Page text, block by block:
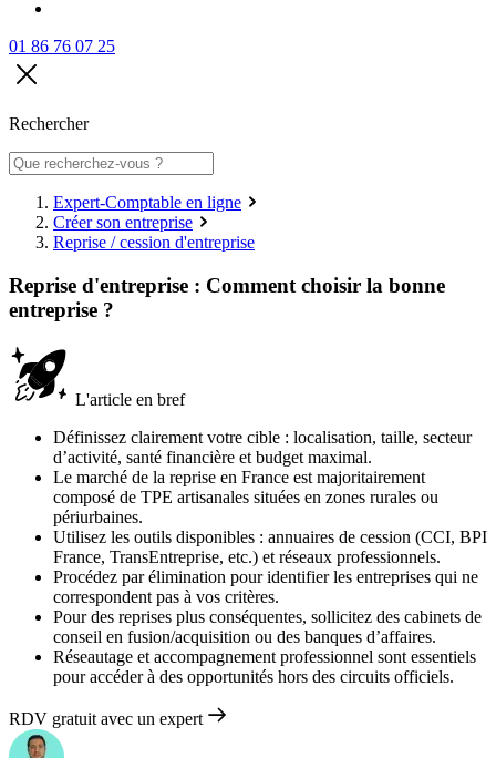
01 86 76 07 25
Rechercher
Expert-Comptable en ligne
Créer son entreprise
Reprise / cession d'entreprise
Reprise d'entreprise : Comment choisir la bonne
entreprise ?
L'article en bref
Définissez clairement votre cible : localisation, taille, secteur
d’activité, santé financière et budget maximal.
Le marché de la reprise en France est majoritairement
composé de TPE artisanales situées en zones rurales ou
périurbaines.
Utilisez les outils disponibles : annuaires de cession (CCI, BPI
France, TransEntreprise, etc.) et réseaux professionnels.
Procédez par élimination pour identifier les entreprises qui ne
correspondent pas à vos critères.
Pour des reprises plus conséquentes, sollicitez des cabinets de
conseil en fusion/acquisition ou des banques d’affaires.
Réseautage et accompagnement professionnel sont essentiels
pour accéder à des opportunités hors des circuits officiels.
RDV gratuit avec un expert